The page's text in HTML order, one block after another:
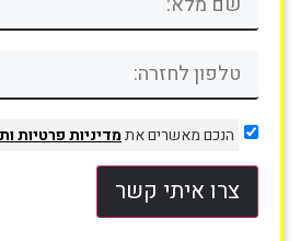
הנכם מאשרים אתמדיניות פרטיות
צרו איתי קשר